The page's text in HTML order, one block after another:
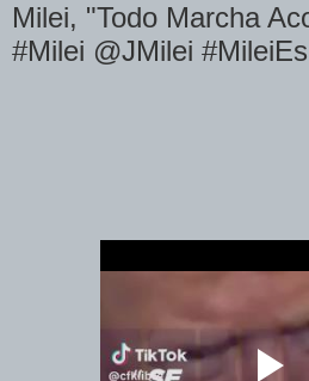
Milei, "Todo Marcha
#Milei @JMilei